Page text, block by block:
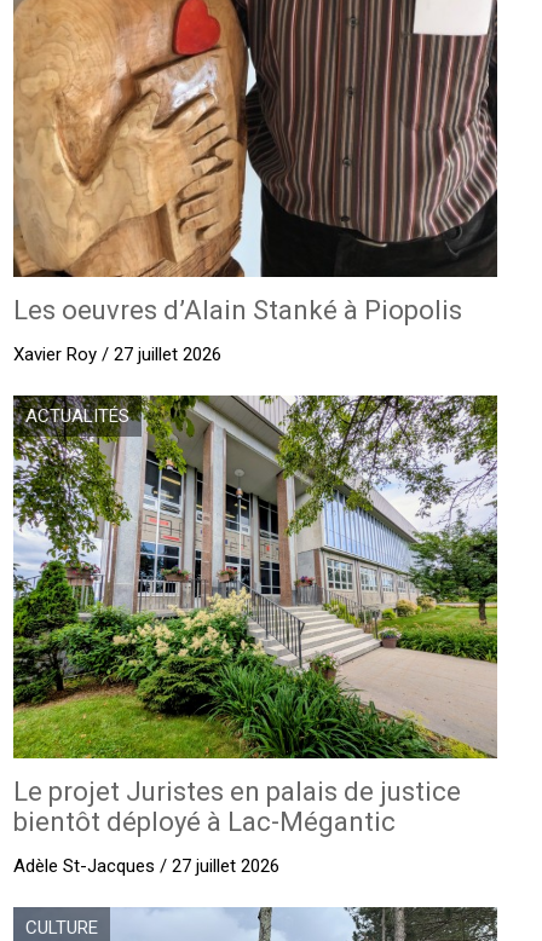
Les oeuvres d’Alain Stanké à Piopolis
Xavier Roy / 27 juillet 2026
ACTUALITÉS
Le projet Juristes en palais de justice
bientôt déployé à Lac-Mégantic
Adèle St-Jacques / 27 juillet 2026
CULTURE